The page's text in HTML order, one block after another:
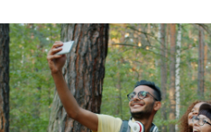
Compte
Italian
Portuguese